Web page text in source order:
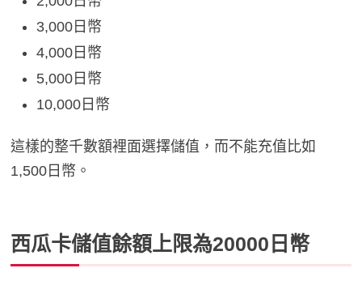
3,000日幣
4,000日幣
5,000日幣
10,000日幣
這樣的整千數額裡面選擇儲值，而不能充值比如
1,500日幣。
西瓜卡儲值餘額上限為20000日幣